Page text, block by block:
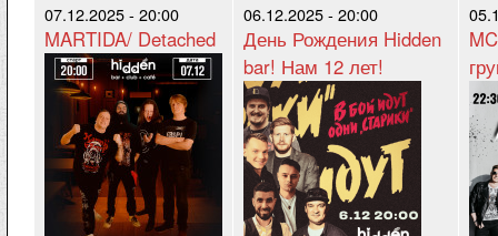
07.12.2025 - 20:00
MARTIDA/ Detached
06.12.2025 - 20:00
День Рождения Hidden
bar! Нам 12 лет!